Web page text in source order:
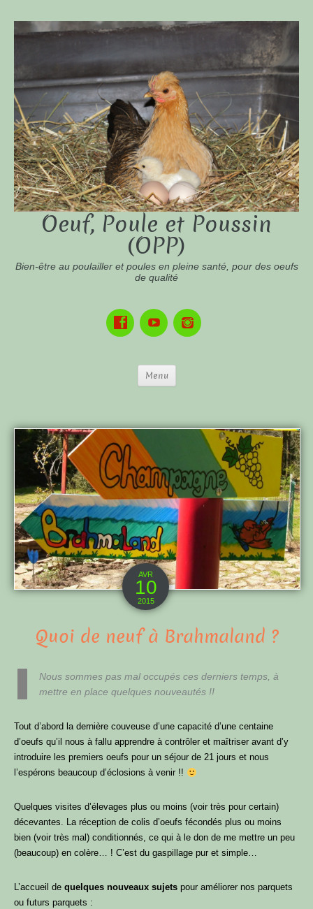
Oeuf, Poule et Poussin
(OPP)
Bien-être au poulailler et poules en pleine santé, pour des oeufs
de qualité
Menu
AVR
10
2015
Quoi de neuf à Brahmaland ?
Nous sommes pas mal occupés ces derniers temps, à
mettre en place quelques nouveautés !!
Tout d’abord la dernière couveuse d’une capacité d’une centaine
d’oeufs qu’il nous à fallu apprendre à contrôler et maîtriser avant d’y
introduire les premiers oeufs pour un séjour de 21 jours et nous
l’espérons beaucoup d’éclosions à venir !!
Quelques visites d’élevages plus ou moins (voir très pour certain)
décevantes. La réception de colis d’oeufs fécondés plus ou moins
bien (voir très mal) conditionnés, ce qui à le don de me mettre un peu
(beaucoup) en colère… ! C’est du gaspillage pur et simple…
L’accueil de quelques nouveaux sujets pour améliorer nos parquets
ou futurs parquets :